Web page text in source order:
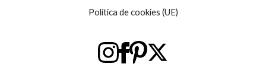
Política de cookies (UE)